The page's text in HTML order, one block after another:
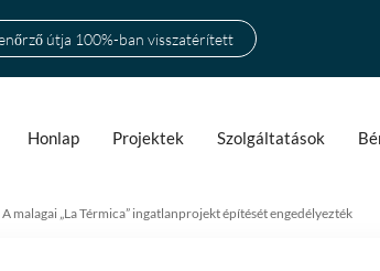
útja 100%-ban visszatérített
Honlap Projektek Szolgáltatások
A malagai „La Térmica” ingatlanprojekt építését engedélyezték